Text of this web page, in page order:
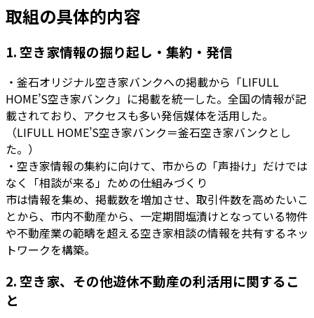
取組の具体的内容
1. 空き家情報の掘り起し・集約・発信
・釜石オリジナル空き家バンクへの掲載から「LIFULL
HOME’S空き家バンク」に掲載を統一した。全国の情報が記
載されており、アクセスも多い発信媒体を活用した。
（LIFULL HOME’S空き家バンク＝釜石空き家バンクとし
た。）
・空き家情報の集約に向けて、市からの「声掛け」だけでは
なく「相談が来る」ための仕組みづくり
市は情報を集め、掲載数を増加させ、取引件数を高めたいこ
とから、市内不動産から、一定期間塩漬けとなっている物件
や不動産業の範疇を超える空き家相談の情報を共有するネッ
トワークを構築。
2. 空き家、その他遊休不動産の利活用に関するこ
と